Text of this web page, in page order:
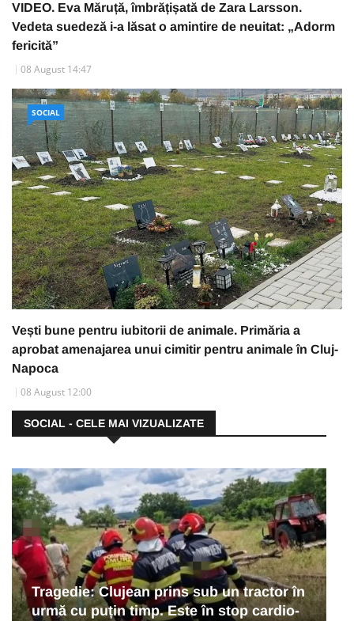
VIDEO. Eva Măruță, îmbrățișată de Zara Larsson.
Vedeta suedeză i-a lăsat o amintire de neuitat: „Adorm
fericită”
08 August 14:47
SOCIAL
Vești bune pentru iubitorii de animale. Primăria a
aprobat amenajarea unui cimitir pentru animale în Cluj-
Napoca
08 August 12:00
SOCIAL - CELE MAI VIZUALIZATE
Tragedie: Clujean prins sub un tractor în
urmă cu puțin timp. Este în stop cardio-